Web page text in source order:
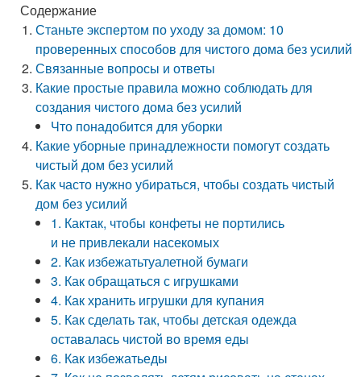
Содержание
Станьте экспертом по уходу за домом: 10
проверенных способов для чистого дома без усилий
Связанные вопросы и ответы
Какие простые правила можно соблюдать для
создания чистого дома без усилий
Что понадобится для уборки
Какие уборные принадлежности помогут создать
чистый дом без усилий
Как часто нужно убираться, чтобы создать чистый
дом без усилий
1. Кактак, чтобы конфеты не портились
и не привлекали насекомых
2. Как избежатьтуалетной бумаги
3. Как обращаться с игрушками
4. Как хранить игрушки для купания
5. Как сделать так, чтобы детская одежда
оставалась чистой во время еды
6. Как избежатьеды